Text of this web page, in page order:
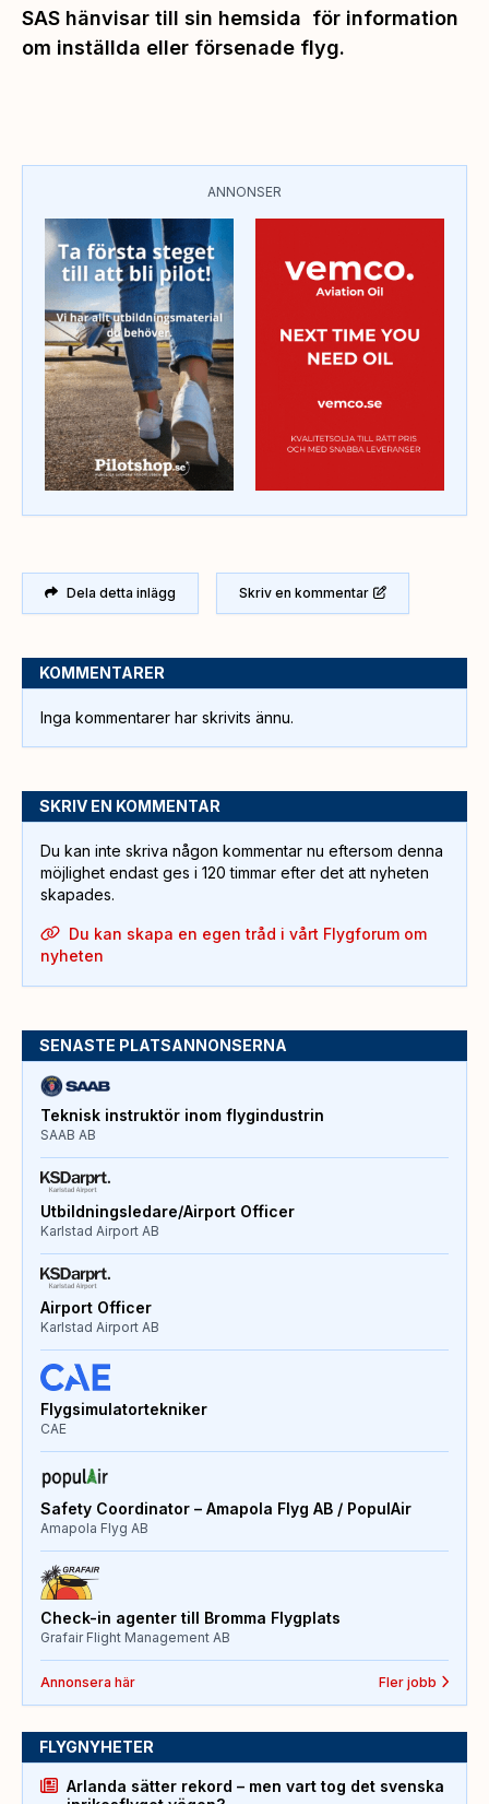
SAS hänvisar till sin hemsida för information
om inställda eller försenade flyg.
ANNONSER
Dela detta inlägg Skriv en kommentar
KOMMENTARER
Inga kommentarer har skrivits ännu.
SKRIV EN KOMMENTAR
Du kan inte skriva någon kommentar nu eftersom denna
möjlighet endast ges i 120 timmar efter det att nyheten
skapades.
Du kan skapa en egen tråd i vårt Flygforum om
nyheten
SENASTE PLATSANNONSERNA
Teknisk instruktör inom flygindustrin
SAAB AB
Utbildningsledare/Airport Officer
Karlstad Airport AB
Airport Officer
Karlstad Airport AB
Flygsimulatortekniker
CAE
Safety Coordinator – Amapola Flyg AB / PopulAir
Amapola Flyg AB
Check-in agenter till Bromma Flygplats
Grafair Flight Management AB
Annonsera här Fler jobb
FLYGNYHETER
Arlanda sätter rekord – men vart tog det svenska